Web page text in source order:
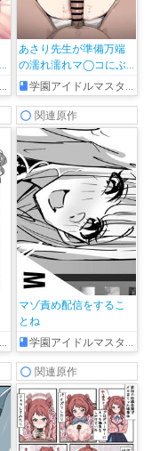
あさり先生が準備万端
の濡れ濡れマ◯コにぶ
ち込まれて絶頂しちゃ
う♡
学園アイドルマスター
関連原作
マゾ責め配信をするこ
とね
学園アイドルマスター
関連原作